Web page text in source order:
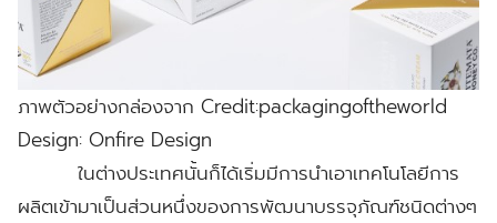
ภาพตัวอย่างกล่องจาก Credit:packagingoftheworld
Design: Onfire Design
ในต่างประเทศนั้นก็ได้เริ่มมีการนำเอาเทคโนโลยีการ
ผลิตเข้ามาเป็นส่วนหนึ่งของการพัฒนาบรรจุภัณฑ์ชนิดต่างๆ